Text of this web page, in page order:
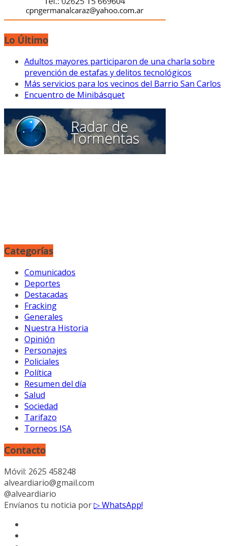
Lo Último
Adultos mayores participaron de una charla sobre
prevención de estafas y delitos tecnológicos
Más servicios para los vecinos del Barrio San Carlos
Encuentro de Minibásquet
Categorías
Comunicados
Deportes
Destacadas
Fracking
Generales
Nuestra Historia
Opinión
Personajes
Policiales
Política
Resumen del día
Salud
Sociedad
Tarifazo
Torneos ISA
Contacto
Móvil: 2625 458248
alveardiario@gmail.com
@alveardiario
Envíanos tu noticia por▷ WhatsApp!